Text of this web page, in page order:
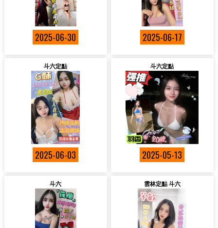
2025-06-30 2025-06-17
斗六定點
2025-06-03
斗六定點
2025-05-13
斗六 雲林定點 斗六